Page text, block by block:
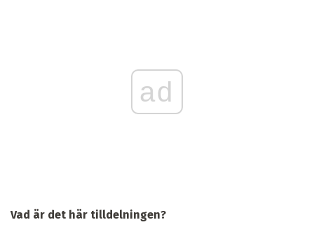
ad
Vad är det här tilldelningen?